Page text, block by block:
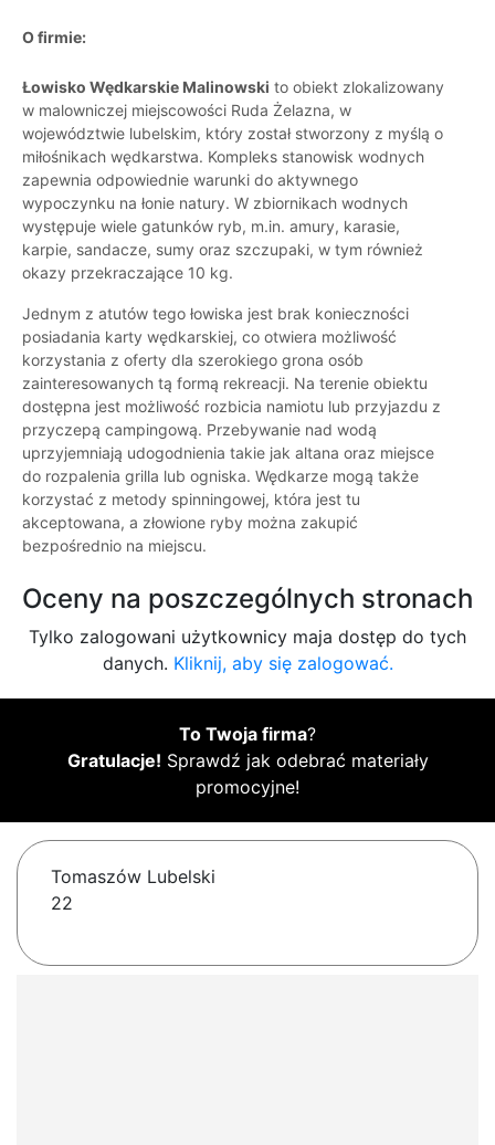
O firmie:
Łowisko Wędkarskie Malinowski to obiekt zlokalizowany
w malowniczej miejscowości Ruda Żelazna, w
województwie lubelskim, który został stworzony z myślą o
miłośnikach wędkarstwa. Kompleks stanowisk wodnych
zapewnia odpowiednie warunki do aktywnego
wypoczynku na łonie natury. W zbiornikach wodnych
występuje wiele gatunków ryb, m.in. amury, karasie,
karpie, sandacze, sumy oraz szczupaki, w tym również
okazy przekraczające 10 kg.
Jednym z atutów tego łowiska jest brak konieczności
posiadania karty wędkarskiej, co otwiera możliwość
korzystania z oferty dla szerokiego grona osób
zainteresowanych tą formą rekreacji. Na terenie obiektu
dostępna jest możliwość rozbicia namiotu lub przyjazdu z
przyczepą campingową. Przebywanie nad wodą
uprzyjemniają udogodnienia takie jak altana oraz miejsce
do rozpalenia grilla lub ogniska. Wędkarze mogą także
korzystać z metody spinningowej, która jest tu
akceptowana, a złowione ryby można zakupić
bezpośrednio na miejscu.
Oceny na poszczególnych stronach
Tylko zalogowani użytkownicy maja dostęp do tych
danych. Kliknij, aby się zalogować.
To Twoja firma?
Gratulacje! Sprawdź jak odebrać materiały
promocyjne!
Tomaszów Lubelski
22